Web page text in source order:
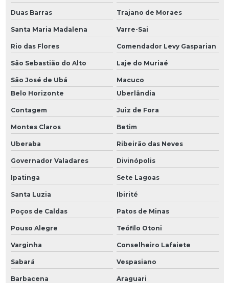
Duas Barras Trajano de Moraes
Santa Maria Madalena Varre-Sai
Rio das Flores Comendador Levy Gasparian
São Sebastião do Alto Laje do Muriaé
São José de Ubá
Macuco
Belo Horizonte
Uberlândia
Contagem Juiz de Fora
Montes Claros Betim
Uberaba Ribeirão das Neves
Governador Valadares Divinópolis
Ipatinga Sete Lagoas
Santa Luzia Ibirité
Poços de Caldas Patos de Minas
Pouso Alegre Teófilo Otoni
Varginha Conselheiro Lafaiete
Sabará Vespasiano
Barbacena Araguari